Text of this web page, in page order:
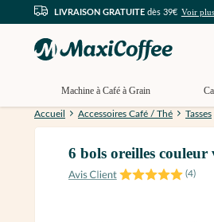
LIVRAISON GRATUITE dès 39€ Voir plus
Machine à Café à Grain
Accueil Accessoires Café / Thé Tasses
6 bols oreilles
(4)